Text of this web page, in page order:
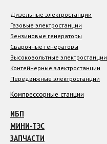
Дизельные электростанции
Газовые электростанции
Бензиновые генераторы
Сварочные генераторы
Высоковольтные электростанции
Контейнерные электростанции
Передвижные электростанции
Компрессорные станции
ИБП
МИНИ-ТЭС
ЗАПЧАСТИ